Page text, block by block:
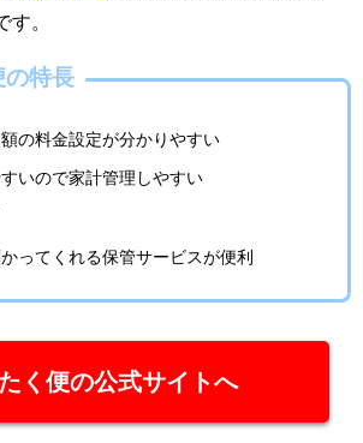
す。
の特長
の料金設定が分かりやすい
いので家計管理しやすい
ってくれる保管サービスが便利
く便の公式サイトへ